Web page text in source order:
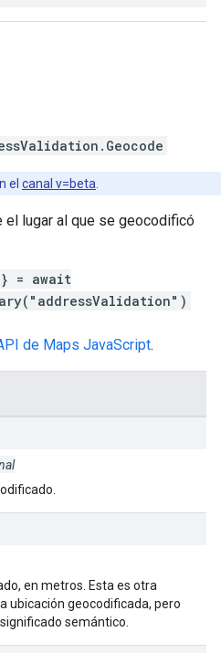
. Geocode
el canal v=beta
el lugar al que se geocodificó
= await
de Maps JavaScript.
en metros. Esta es otra
ubicación geocodificada, pero
semántico.